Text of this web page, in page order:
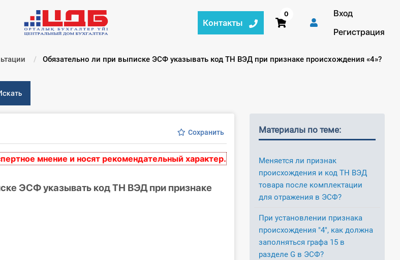
Контакты
0
Вход
Регистрация
Текущий:
Обязательно ли при выписке ЭСФ указывать код ТН ВЭД при признаке происхождения «4»?
Сохранить
мнение и носят рекомендательный характер. Материалы основаны на нормативных
ЭСФ указывать код ТН ВЭД при признаке
Материалы по теме:
Меняется ли признак
происхождения и код ТН ВЭД
товара после комплектации
для отражения в ЭСФ?
При установлении признака
происхождения "4", как должна
заполняться графа 15 в
разделе G в ЭСФ?